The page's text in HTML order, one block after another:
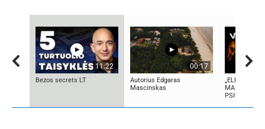
11:22
Bezos secrets LT
00:17
Autorius Edgaras
Mascinskas
„ELEKTROS
MASINĖ
PSICHOZĖ